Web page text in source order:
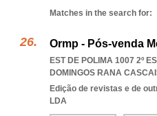
Matches in the search for:
Ormp - Pós-venda
EST DE POLIMA 1007 2º
DOMINGOS RANA
Edição de revistas e de
LDA